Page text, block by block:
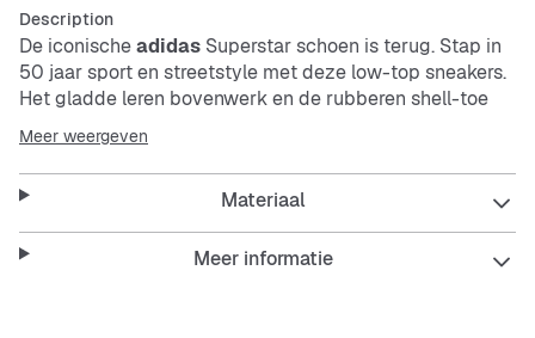
Description
De iconischeadidas Superstar schoen is terug. Stap in
50 jaar sport en streetstyle met deze low-top sneakers.
Het gladde leren bovenwerk en de rubberen shell-toe
doen denken aan basketbalvelden en de straten van de
stad. De gevoerde tong en boord bieden comfort voor
een hele dag dragen, en de rubberen loopzool met
textuur biedt grip. Of je nu een potje basketbal speelt of
de stad in gaat, deadidasSuperstar schoen heeft de
veelzijdigheid en retro uitstraling om je in klassieke stijl
Meer weergeven
Materiaal
Meer informatie